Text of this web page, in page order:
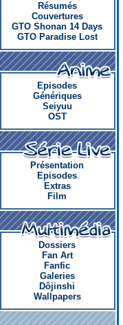
Résumés
Couvertures
GTO Shonan 14 Days
GTO Paradise Lost
Episodes
Génériques
Seiyuu
OST
Présentation
Episodes
Extras
Film
Dossiers
Fan Art
Fanfic
Galeries
Dôjinshi
Wallpapers